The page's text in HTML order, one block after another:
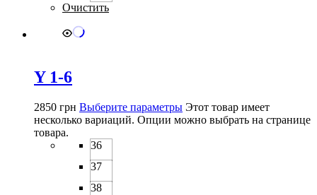
Очистить
Y 1-6
2850 грн Выберите параметры Этот товар имеет
несколько вариаций. Опции можно выбрать на странице
товара.
36
37
38